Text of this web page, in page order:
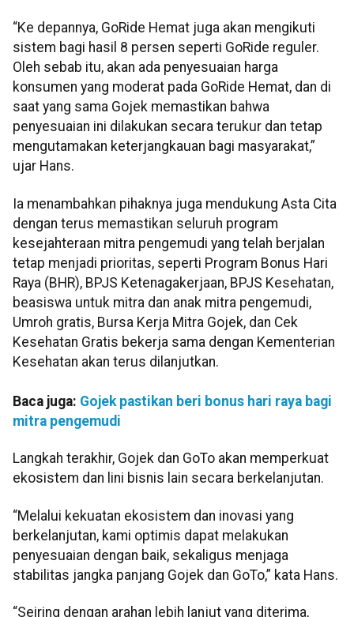
“Ke depannya, GoRide Hemat juga akan mengikuti
sistem bagi hasil 8 persen seperti GoRide reguler.
Oleh sebab itu, akan ada penyesuaian harga
konsumen yang moderat pada GoRide Hemat, dan di
saat yang sama Gojek memastikan bahwa
penyesuaian ini dilakukan secara terukur dan tetap
mengutamakan keterjangkauan bagi masyarakat,”
ujar Hans.
Ia menambahkan pihaknya juga mendukung Asta Cita
dengan terus memastikan seluruh program
kesejahteraan mitra pengemudi yang telah berjalan
tetap menjadi prioritas, seperti Program Bonus Hari
Raya (BHR), BPJS Ketenagakerjaan, BPJS Kesehatan,
beasiswa untuk mitra dan anak mitra pengemudi,
Umroh gratis, Bursa Kerja Mitra Gojek, dan Cek
Kesehatan Gratis bekerja sama dengan Kementerian
Kesehatan akan terus dilanjutkan.
Baca juga: Gojek pastikan beri bonus hari raya bagi
mitra pengemudi
Langkah terakhir, Gojek dan GoTo akan memperkuat
ekosistem dan lini bisnis lain secara berkelanjutan.
“Melalui kekuatan ekosistem dan inovasi yang
berkelanjutan, kami optimis dapat melakukan
penyesuaian dengan baik, sekaligus menjaga
stabilitas jangka panjang Gojek dan GoTo,” kata Hans.
“Seiring dengan arahan lebih lanjut yang diterima,